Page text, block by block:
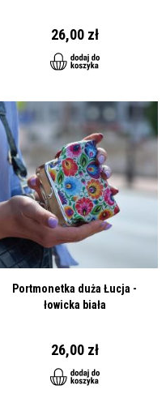
26,00 zł
Portmonetka duża Łucja -
łowicka biała
26,00 zł